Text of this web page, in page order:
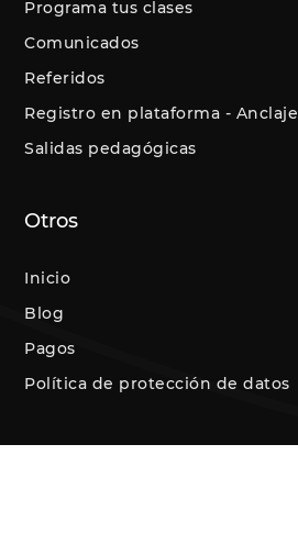
Programa tus clases
Comunicados
Referidos
Registro en plataforma - Anclaje
Salidas pedagógicas
Otros
Inicio
Blog
Pagos
Política de protección de datos